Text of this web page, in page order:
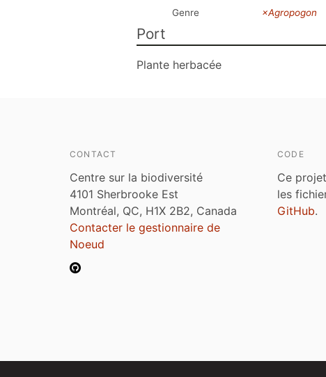
Genre
×Agropogon
Port
Plante herbacée
CONTACT
Centre sur la biodiversité
4101 Sherbrooke Est
Montréal, QC, H1X 2B2, Canada
Contacter le gestionnaire de
Noeud
CODE
Ce
les
GitHub.